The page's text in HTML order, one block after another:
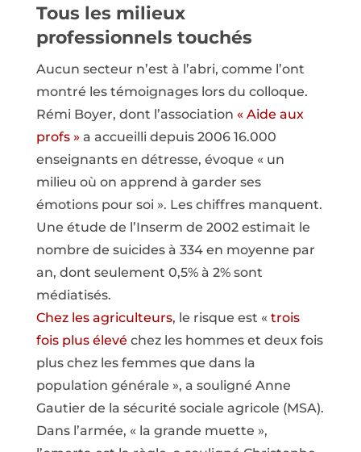
Tous les milieux
professionnels touchés
Aucun secteur n’est à l’abri, comme l’ont
montré les témoignages lors du colloque.
Rémi Boyer, dont l’association « Aide aux
profs »a accueilli depuis 2006 16.000
enseignants en détresse, évoque « un
milieu où on apprend à garder ses
émotions pour soi ». Les chiffres manquent.
Une étude de l’Inserm de 2002 estimait le
nombre de suicides à 334 en moyenne par
an, dont seulement 0,5% à 2% sont
médiatisés.
Chez les agriculteurs, le risque est « trois
fois plus élevé chez les hommes et deux fois
plus chez les femmes que dans la
population générale », a souligné Anne
Gautier de la sécurité sociale agricole (MSA).
Dans l’armée, « la grande muette »,